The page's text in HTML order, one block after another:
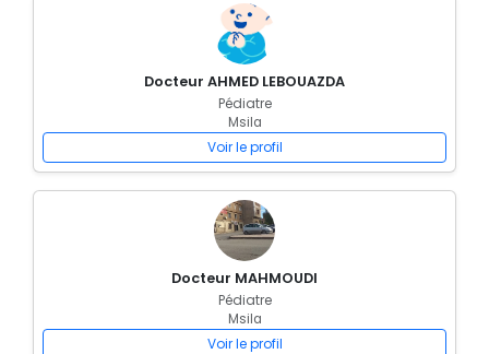
Docteur AHMED LEBOUAZDA
Pédiatre
Msila
Voir le profil
Docteur MAHMOUDI
Pédiatre
Msila
Voir le profil